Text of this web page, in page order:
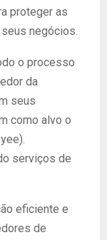
proteger as
negócios.
o processo
da
seus
como alvo o
serviços de
eficiente e
de